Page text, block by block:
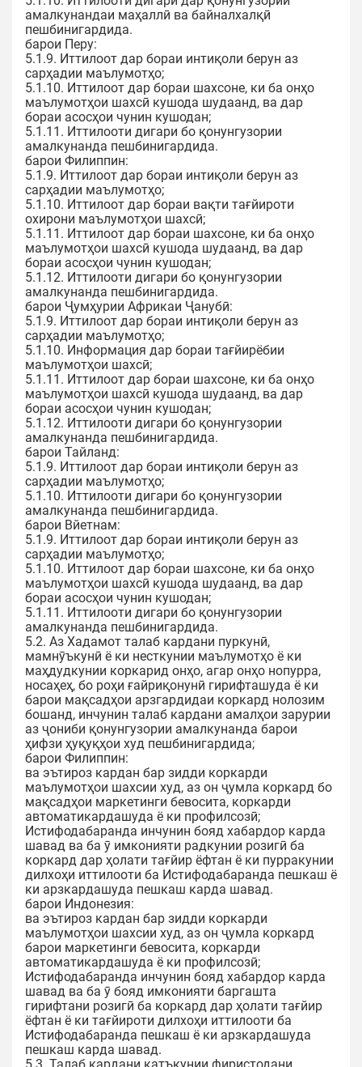
амалкунандаи маҳаллӣ ва байналхалқӣ
пешбинигардида.
барои Перу:
5.1.9. Иттилоот дар бораи интиқоли берун аз
сарҳадии маълумотҳо;
5.1.10. Иттилоот дар бораи шахсоне, ки ба онҳо
маълумотҳои шахсӣ кушода шудаанд, ва дар
бораи асосҳои чунин кушодан;
5.1.11. Иттилооти дигари бо қонунгузории
амалкунанда пешбинигардида.
барои Филиппин:
5.1.9. Иттилоот дар бораи интиқоли берун аз
сарҳадии маълумотҳо;
5.1.10. Иттилоот дар бораи вақти тағйироти
охирони маълумотҳои шахсӣ;
5.1.11. Иттилоот дар бораи шахсоне, ки ба онҳо
маълумотҳои шахсӣ кушода шудаанд, ва дар
бораи асосҳои чунин кушодан;
5.1.12. Иттилооти дигари бо қонунгузории
амалкунанда пешбинигардида.
барои Ҷумҳурии Африкаи Ҷанубӣ:
5.1.9. Иттилоот дар бораи интиқоли берун аз
сарҳадии маълумотҳо;
5.1.10. Информация дар бораи тағйирёбии
маълумотҳои шахсӣ;
5.1.11. Иттилоот дар бораи шахсоне, ки ба онҳо
маълумотҳои шахсӣ кушода шудаанд, ва дар
бораи асосҳои чунин кушодан;
5.1.12. Иттилооти дигари бо қонунгузории
амалкунанда пешбинигардида.
барои Тайланд:
5.1.9. Иттилоот дар бораи интиқоли берун аз
сарҳадии маълумотҳо;
5.1.10. Иттилооти дигари бо қонунгузории
амалкунанда пешбинигардида.
барои Вйетнам:
5.1.9. Иттилоот дар бораи интиқоли берун аз
сарҳадии маълумотҳо;
5.1.10. Иттилоот дар бораи шахсоне, ки ба онҳо
маълумотҳои шахсӣ кушода шудаанд, ва дар
бораи асосҳои чунин кушодан;
5.1.11. Иттилооти дигари бо қонунгузории
амалкунанда пешбинигардида.
5.2. Аз Хадамот талаб кардани пуркунӣ,
мамнӯъкунӣ ё ки несткунии маълумотҳо ё ки
маҳдудкунии коркарид онҳо, агар онҳо нопурра,
носаҳеҳ, бо роҳи ғайриқонунӣ гирифташуда ё ки
барои мақсадҳои арзгардидаи коркард нолозим
бошанд, инчунин талаб кардани амалҳои зарурии
аз ҷониби қонунгузории амалкунанда барои
ҳифзи ҳуқуқҳои худ пешбинигардида;
барои Филиппин:
ва эътироз кардан бар зидди коркарди
маълумотҳои шахсии худ, аз он ҷумла коркард бо
мақсадҳои маркетинги бевосита, коркарди
автоматикардашуда ё ки профилсозӣ;
Истифодабаранда инчунин бояд хабардор карда
шавад ва ба ӯ имконияти радкунии розигӣ ба
коркард дар ҳолати тағйир ёфтан ё ки пурракунии
дилхоҳи иттилооти ба Истифодабаранда пешкаш ё
ки арзкардашуда пешкаш карда шавад.
барои Индонезия:
ва эътироз кардан бар зидди коркарди
маълумотҳои шахсии худ, аз он ҷумла коркард
барои маркетинги бевосита, коркарди
автоматикардашуда ё ки профилсозӣ;
Истифодабаранда инчунин бояд хабардор карда
шавад ва ба ӯ бояд имконияти баргашта
гирифтани розигӣ ба коркард дар ҳолати тағйир
ёфтан ё ки тағйироти дилхоҳи иттилооти ба
Истифодабаранда пешкаш ё ки арзкардашуда
пешкаш карда шавад.
5.3. Талаб кардани қатъкунии фиристодани